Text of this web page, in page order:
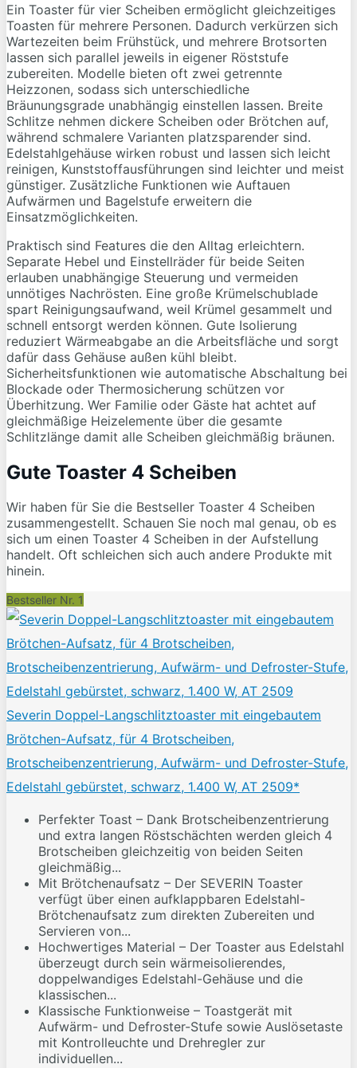
Ein Toaster für vier Scheiben ermöglicht gleichzeitiges
Toasten für mehrere Personen. Dadurch verkürzen sich
Wartezeiten beim Frühstück, und mehrere Brotsorten
lassen sich parallel jeweils in eigener Röststufe
zubereiten. Modelle bieten oft zwei getrennte
Heizzonen, sodass sich unterschiedliche
Bräunungsgrade unabhängig einstellen lassen. Breite
Schlitze nehmen dickere Scheiben oder Brötchen auf,
während schmalere Varianten platzsparender sind.
Edelstahlgehäuse wirken robust und lassen sich leicht
reinigen, Kunststoffausführungen sind leichter und meist
günstiger. Zusätzliche Funktionen wie Auftauen
Aufwärmen und Bagelstufe erweitern die
Einsatzmöglichkeiten.
Praktisch sind Features die den Alltag erleichtern.
Separate Hebel und Einstellräder für beide Seiten
erlauben unabhängige Steuerung und vermeiden
unnötiges Nachrösten. Eine große Krümelschublade
spart Reinigungsaufwand, weil Krümel gesammelt und
schnell entsorgt werden können. Gute Isolierung
reduziert Wärmeabgabe an die Arbeitsfläche und sorgt
dafür dass Gehäuse außen kühl bleibt.
Sicherheitsfunktionen wie automatische Abschaltung bei
Blockade oder Thermosicherung schützen vor
Überhitzung. Wer Familie oder Gäste hat achtet auf
gleichmäßige Heizelemente über die gesamte
Schlitzlänge damit alle Scheiben gleichmäßig bräunen.
Gute Toaster 4 Scheiben
Wir haben für Sie die Bestseller Toaster 4 Scheiben
zusammengestellt. Schauen Sie noch mal genau, ob es
sich um einen Toaster 4 Scheiben in der Aufstellung
handelt. Oft schleichen sich auch andere Produkte mit
hinein.
Bestseller Nr. 1
Severin Doppel-Langschlitztoaster mit eingebautem
Brötchen-Aufsatz, für 4 Brotscheiben,
Brotscheibenzentrierung, Aufwärm- und Defroster-Stufe,
Edelstahl gebürstet, schwarz, 1.400 W, AT 2509*
Perfekter Toast – Dank Brotscheibenzentrierung
und extra langen Röstschächten werden gleich 4
Brotscheiben gleichzeitig von beiden Seiten
gleichmäßig...
Mit Brötchenaufsatz – Der SEVERIN Toaster
verfügt über einen aufklappbaren Edelstahl-
Brötchenaufsatz zum direkten Zubereiten und
Servieren von...
Hochwertiges Material – Der Toaster aus Edelstahl
überzeugt durch sein wärmeisolierendes,
doppelwandiges Edelstahl-Gehäuse und die
klassischen...
Klassische Funktionweise – Toastgerät mit
Aufwärm- und Defroster-Stufe sowie Auslösetaste
mit Kontrolleuchte und Drehregler zur
individuellen...